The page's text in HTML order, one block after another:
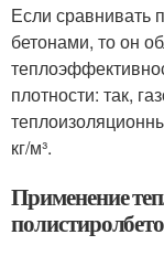
Если сравнивать
бетонами, то он
плотности: так,
кг/м³.
Применение